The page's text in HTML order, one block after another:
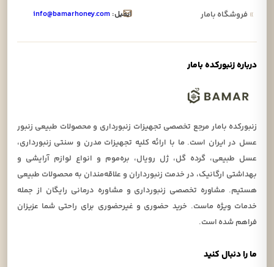
ما را دنبال کنید
»فروشگاه بامار
ایمیل: info@bamarhoney.com
درباره زنبورکده بامار
زنبورکده بامار مرجع تخصصی تجهیزات زنبورداری و محصولات طبیعی زنبور
عسل در ایران است. ما با ارائه کلیه تجهیزات مدرن و سنتی زنبورداری،
عسل طبیعی، گرده گل، ژل رویال، بره‌موم و انواع لوازم آرایشی و
بهداشتی ارگانیک، در خدمت زنبورداران و علاقه‌مندان به محصولات طبیعی
هستیم. مشاوره تخصصی زنبورداری و مشاوره درمانی رایگان از جمله
خدمات ویژه ماست. خرید حضوری و غیرحضوری برای راحتی شما عزیزان
فراهم شده است.